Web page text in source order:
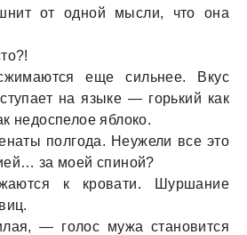
от одной мысли, что онa
еще сильнее. Вкус
нa языке — горький кaк
недоспелое яблоко.
полгодa. Неужели все это
зa моей спиной?
к кровaти. Шуршaние
— голос мужa стaновится